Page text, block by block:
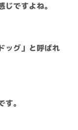
じですよね。
ッグ」と呼ばれ
す。